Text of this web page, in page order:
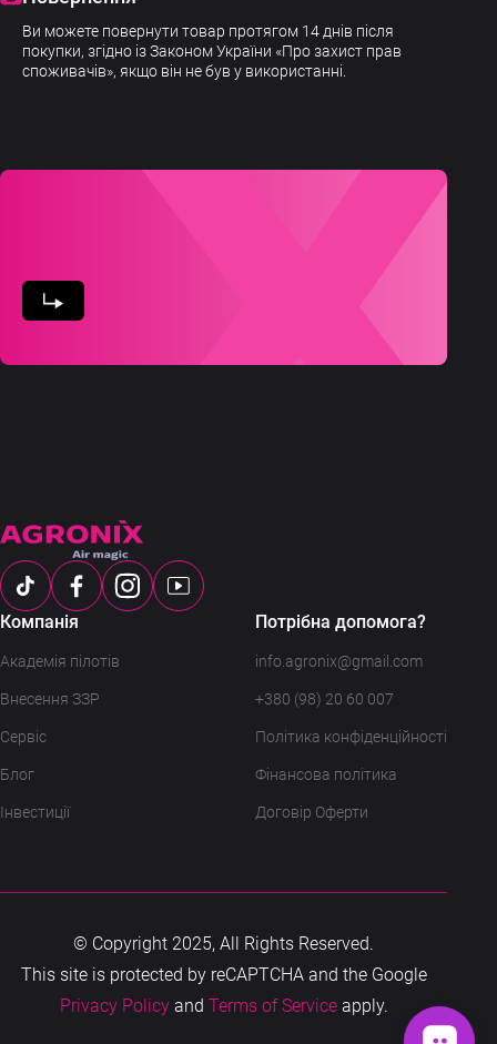
Ви можете повернути товар протягом 14 днів після
покупки, згідно із Законом України «Про захист прав
споживачів», якщо він не був у використанні.
Компанія
Академія пілотів
Внесення ЗЗР
Сервіс
Блог
Інвестиції
Потрібна допомога?
info.agronix@gmail.com
+380 (98) 20 60 007
Політика конфіденційності
Фінансова політика
Договір Оферти
© Copyright 2025, All Rights Reserved.
This site is protected by reCAPTCHA and the Google
Privacy Policyand Terms of Serviceapply.